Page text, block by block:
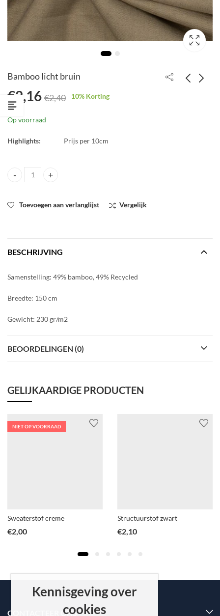
Bamboo licht bruin
€2,16 €2,40 10% Korting
Op voorraad
Highlights: Prijs per 10cm
Bamboo licht bruin quantity
Toevoegen aan verlanglijst Vergelijk
BESCHRIJVING
Samenstelling: 49% bamboo, 49% Recycled
Breedte: 150 cm
Gewicht: 230 gr/m2
BEOORDELINGEN (0)
GELIJKAARDIGE PRODUCTEN
NIET OP VOORRAAD
Sweaterstof creme
€2,00
Structuurstof zwart
€2,10
CONTACTEER ONS
Kennisgeving over
cookies